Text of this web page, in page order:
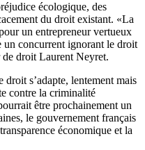
écologique, des
du droit existant. «La
un entrepreneur vertueux
un concurrent ignorant le droit
de droit Laurent Neyret.
s’adapte, lentement mais
contre la criminalité
être prochainement un
le gouvernement français
économique et la